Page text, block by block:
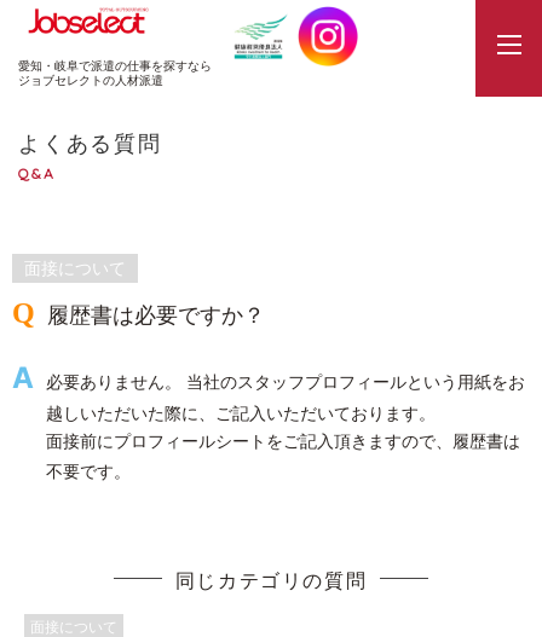
JobSelect
愛知・岐阜で派遣の仕事を探すなら
ジョブセレクトの人材派遣
よくある質問
Q&A
面接について
履歴書は必要ですか？
必要ありません。 当社のスタッフプロフィールという用紙をお
越しいただいた際に、ご記入いただいております。
面接前にプロフィールシートをご記入頂きますので、履歴書は
不要です。
同じカテゴリの質問
面接について